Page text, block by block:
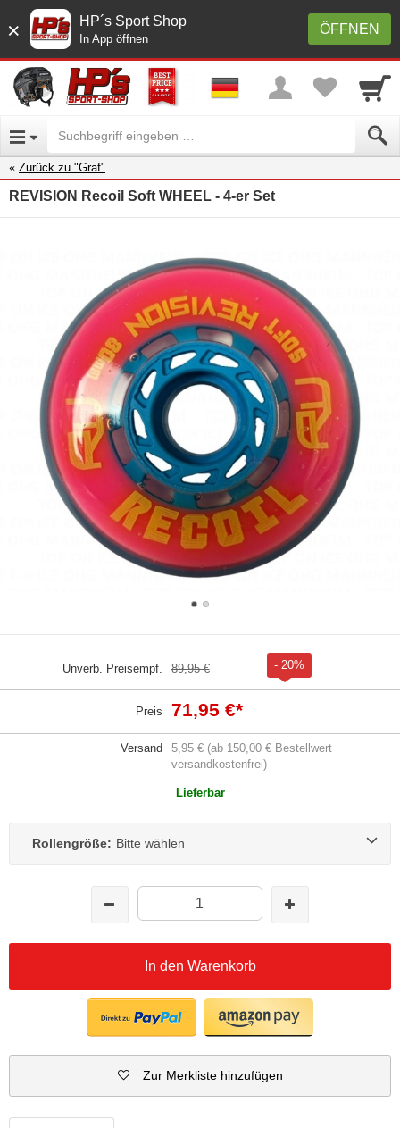
× ÖFFNEN
HP´s Sport Shop
In App öffnen
Zurück zu "Graf"
REVISION Recoil Soft WHEEL - 4-er Set
Unverb. Preisempf. 89,95 € - 20%
Preis 71,95 €*
Versand
5,95 € (ab 150,00 € Bestellwert
versandkostenfrei)
Lieferbar
Rollengröße: Bitte wählen
In den Warenkorb
Zur Merkliste hinzufügen